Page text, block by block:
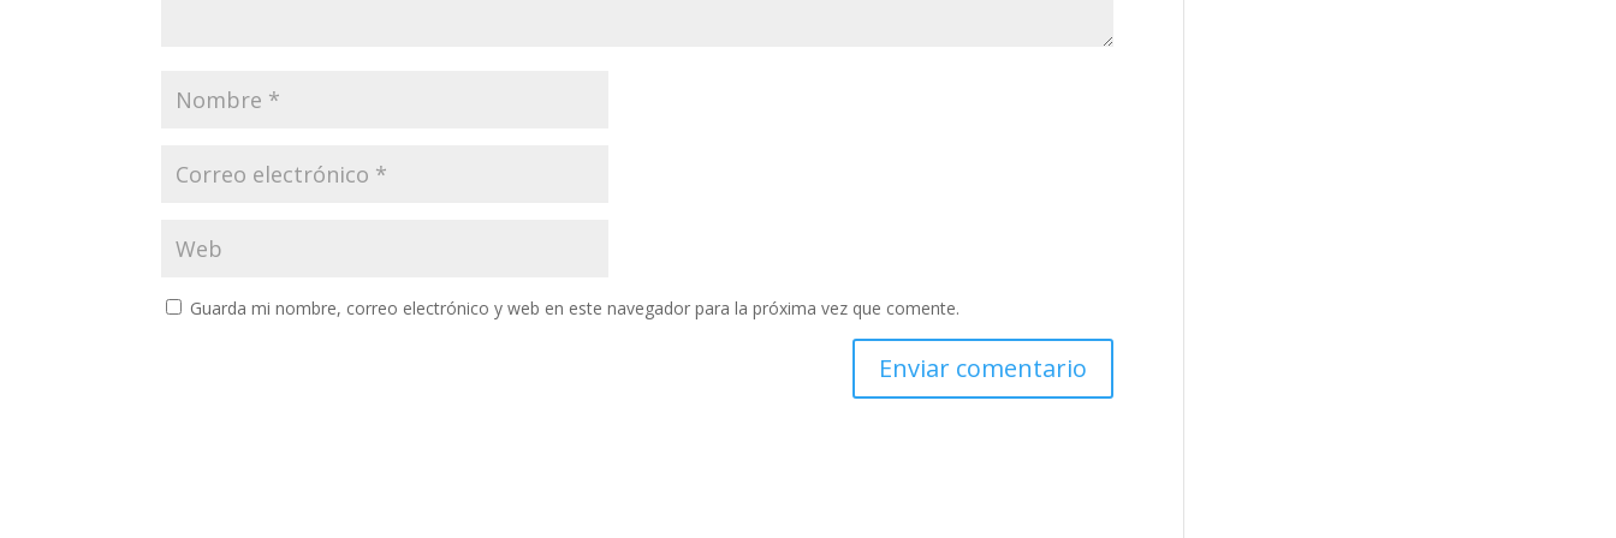
Guarda mi nombre, correo electrónico y web en este navegador para la próxima vez que comente.